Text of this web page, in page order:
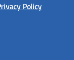
Policy